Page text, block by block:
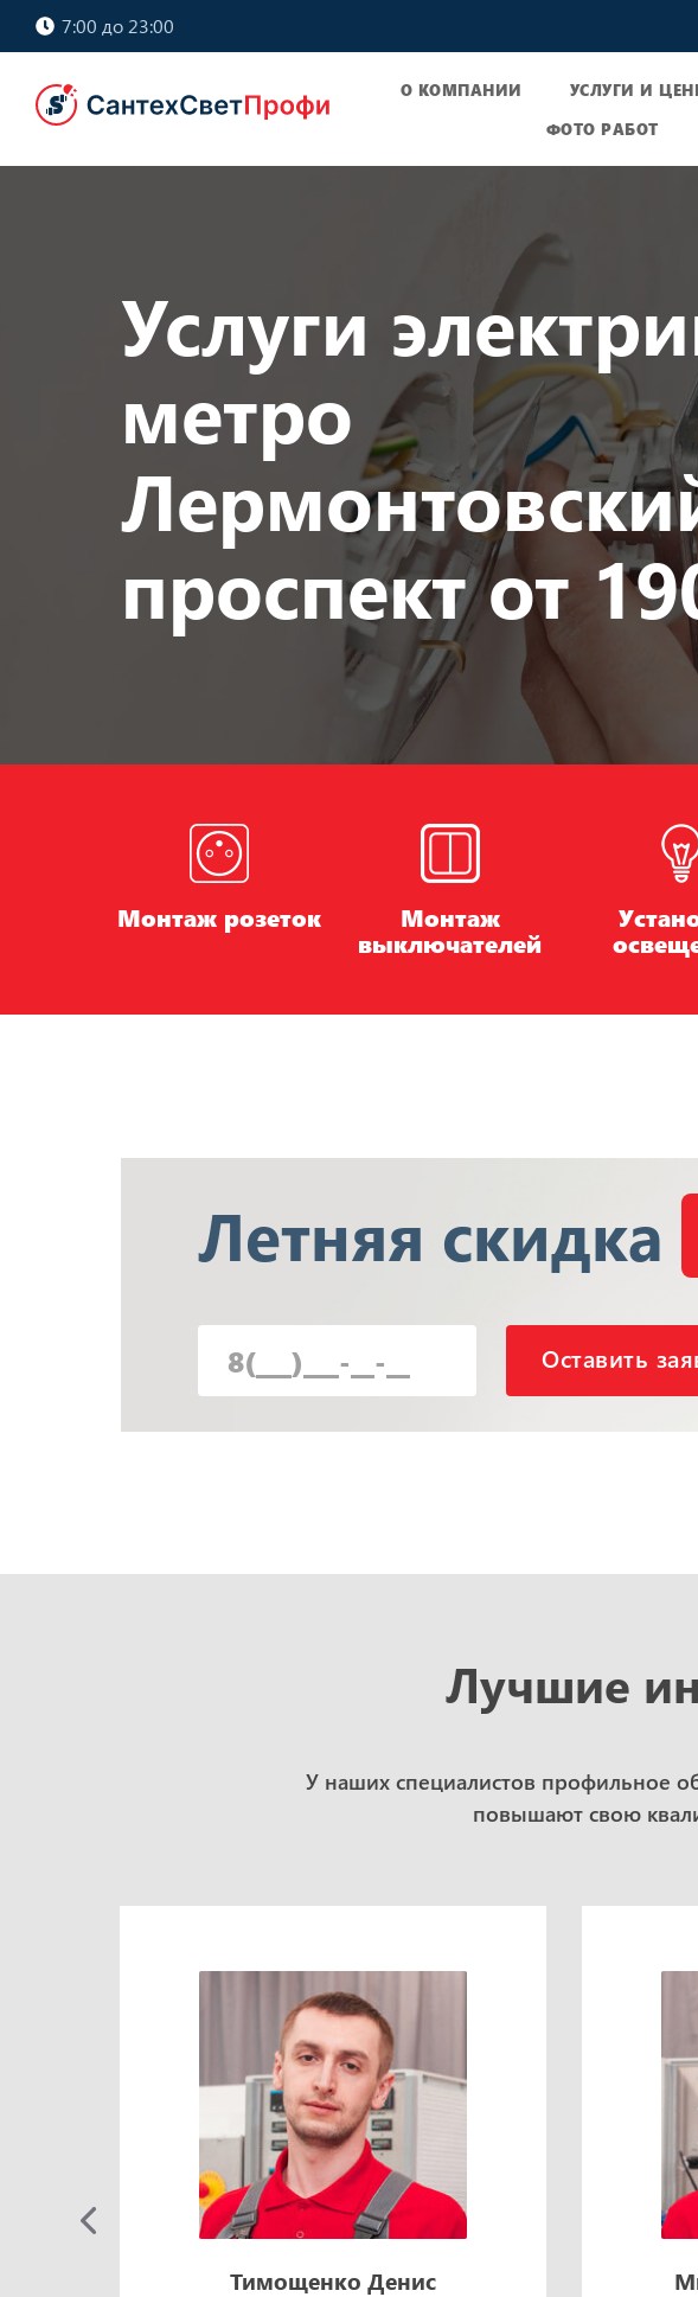
7:00 до 23:00
О КОМПАНИИ УСЛУГИ И
ФОТО РАБОТ
Услуги
метро
проспект от
Монтаж розеток Монтаж
выключателей
Летняя скидка
Оставить
Лучшие
У наших специалистов профильное
повышают свою
Тимощенко Денис